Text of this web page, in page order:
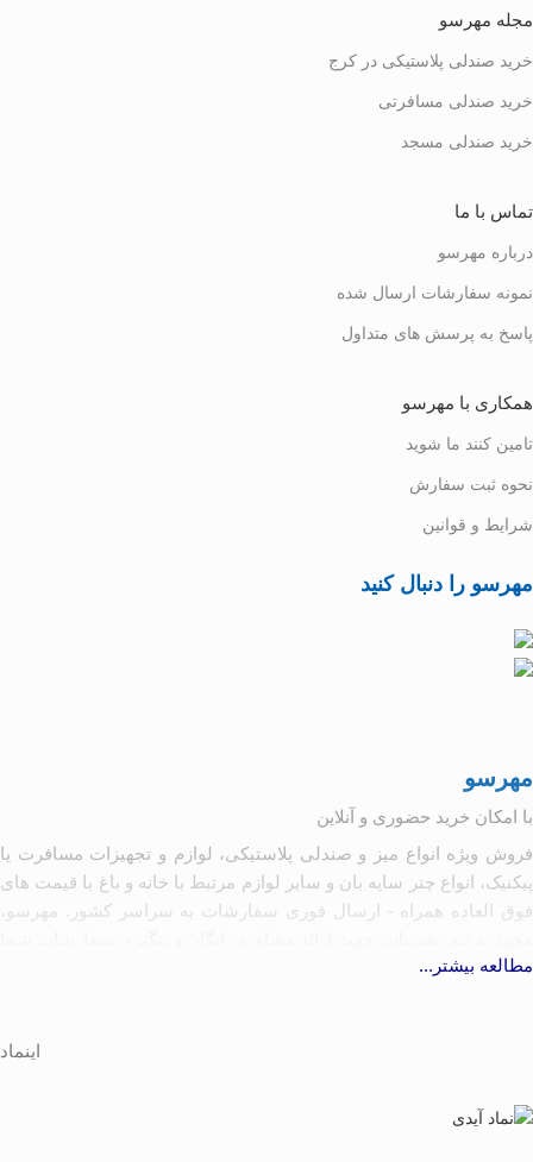
مجله مهرسو
خرید صندلی پلاستیکی در کرج
خرید صندلی مسافرتی
خرید صندلی مسجد
تماس با ما
درباره مهرسو
نمونه سفارشات ارسال شده
پاسخ به پرسش های متداول
همکاری با مهرسو
تامین کنند ما شوید
نحوه ثبت سفارش
شرایط و قوانین
مهرسو را دنبال کنید
مهرسو
با امکان خرید حضوری و آنلاین
فروش ویژه انواع میز و صندلی پلاستیکی، لوازم و تجهیزات مسافرت یا
پیکنیک، انواع چتر سایه بان و سایر لوازم مرتبط با خانه و باغ با قیمت های
فوق العاده همراه - ارسال فوری سفارشات به سراسر کشور. مهرسو،
آماده همکاری با تولیدکنندگان و کارخانه جات مرتبط به شرط رعایت
مطالعه بیشتر...
اینماد